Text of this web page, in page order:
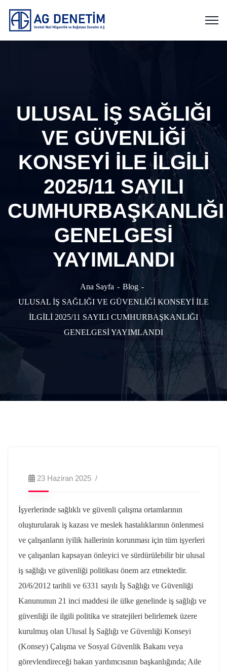
ULUSAL İŞ SAĞLIĞI
VE GÜVENLİĞİ
KONSEYİ İLE İLGİLİ
2025/11 SAYILI
CUMHURBAŞKANLIĞI
GENELGESİ
YAYIMLANDI
Ana Sayfa
Blog
ULUSAL İŞ SAĞLIĞI VE GÜVENLİĞİ KONSEYİ İLE
İLGİLİ 2025/11 SAYILI CUMHURBAŞKANLIĞI
GENELGESİ YAYIMLANDI
23 Haziran 2025
İşyerlerinde sağlıklı ve güvenli çalışma ortamlarının
oluşturularak iş kazası ve meslek hastalıklarının önlenmesi
ve çalışanların iyilik hallerinin korunması için tüm işyerleri
ve çalışanları kapsayan önleyici ve sürdürülebilir bir ulusal
iş sağlığı ve güvenliği politikası önem arz etmektedir.
20/6/2012 tarihli ve 6331 sayılı İş Sağlığı ve Güvenliği
Kanununun 21 inci maddesi ile ülke genelinde iş sağlığı ve
güvenliği ile ilgili politika ve stratejileri belirlemek üzere
kurulmuş olan Ulusal İş Sağlığı ve Güvenliği Konseyi
(Konsey) Çalışma ve Sosyal Güvenlik Bakanı veya
görevlendireceği bakan yardımcısının başkanlığında; Aile